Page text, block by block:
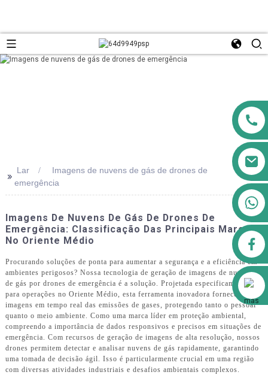
+8613911556761
Alibaba
>> Lar
Imagens de nuvens de gás de drones de
emergência
Imagens De Nuvens De Gás De Drones De
Emergência: Classificação Das Principais Marcas
No Oriente Médio
Procurando soluções de ponta para aumentar a segurança e a eficiência em
ambientes perigosos? Nossa tecnologia de geração de imagens de nuvens
de gás por drones de emergência é a solução. Projetada especificamente
para operações no Oriente Médio, esta ferramenta inovadora fornece
imagens em tempo real das emissões de gases, protegendo tanto o pessoal
quanto o meio ambiente. Como uma marca líder em proteção ambiental,
compreendo a importância de dados responsivos e precisos em situações de
emergência. Com recursos de geração de imagens de alta resolução, nossos
drones permitem detectar e analisar nuvens de gás rapidamente, garantindo
uma tomada de decisão ágil. Isso é particularmente crucial em uma região
com diversas atividades industriais e desafios ambientais complexos.